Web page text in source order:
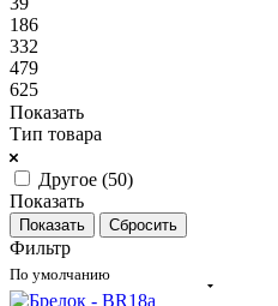
186
332
479
625
Показать
Тип товара
Другое (50)
Показать
Сбросить
Фильтр
По умолчанию